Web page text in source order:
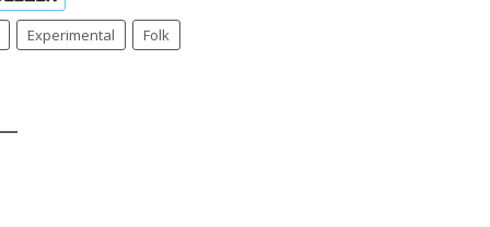
Experimental Folk